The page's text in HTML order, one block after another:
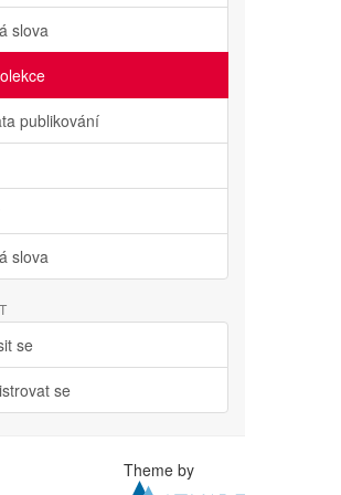
slova
publikování
slova
se
se
Theme by